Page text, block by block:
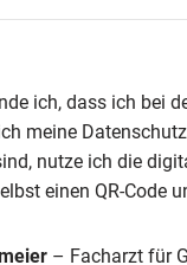
ich, dass ich bei
meine
nutze ich die
einen QR-Code
– Facharzt für